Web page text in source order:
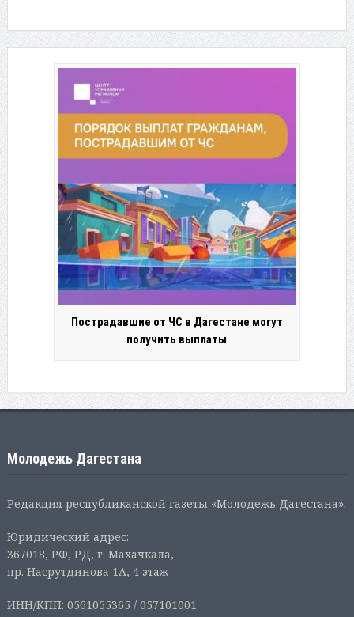
Пострадавшие от ЧС в Дагестане могут
получить выплаты
Молодежь Дагестана
Редакция республиканской газеты «Молодежь Дагестана».
Юридический адрес:
367018, РФ, РД, г. Махачкала,
пр. Насрутдинова 1А, 4 этаж
ИНН/КПП: 0561055365 / 057101001